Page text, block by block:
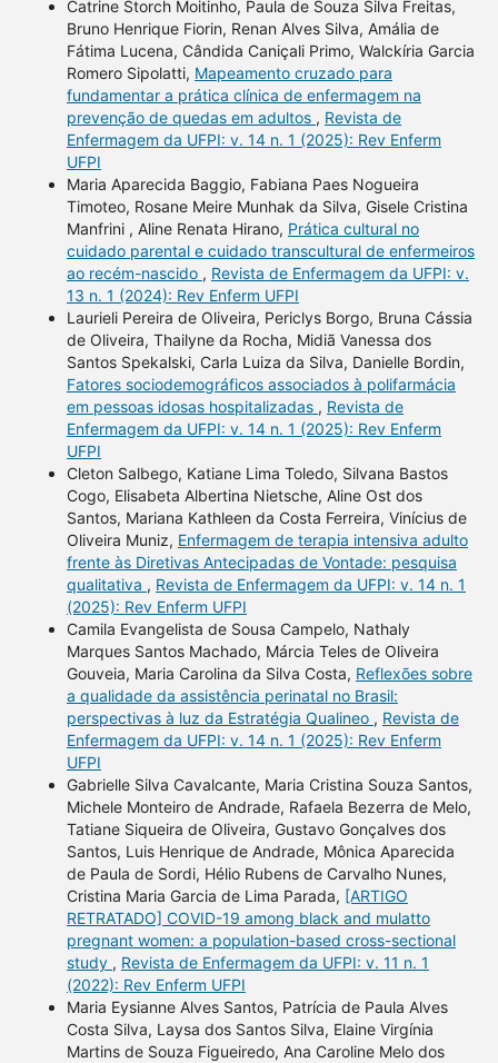
Catrine Storch Moitinho, Paula de Souza Silva Freitas,
Bruno Henrique Fiorin, Renan Alves Silva, Amália de
Fátima Lucena, Cândida Caniçali Primo, Walckíria Garcia
Romero Sipolatti, Mapeamento cruzado para
fundamentar a prática clínica de enfermagem na
prevenção de quedas em adultos , Revista de
Enfermagem da UFPI: v. 14 n. 1 (2025): Rev Enferm
UFPI
Maria Aparecida Baggio, Fabiana Paes Nogueira
Timoteo, Rosane Meire Munhak da Silva, Gisele Cristina
Manfrini , Aline Renata Hirano, Prática cultural no
cuidado parental e cuidado transcultural de enfermeiros
ao recém-nascido , Revista de Enfermagem da UFPI: v.
13 n. 1 (2024): Rev Enferm UFPI
Laurieli Pereira de Oliveira, Periclys Borgo, Bruna Cássia
de Oliveira, Thailyne da Rocha, Midiã Vanessa dos
Santos Spekalski, Carla Luiza da Silva, Danielle Bordin,
Fatores sociodemográficos associados à polifarmácia
em pessoas idosas hospitalizadas , Revista de
Enfermagem da UFPI: v. 14 n. 1 (2025): Rev Enferm
UFPI
Cleton Salbego, Katiane Lima Toledo, Silvana Bastos
Cogo, Elisabeta Albertina Nietsche, Aline Ost dos
Santos, Mariana Kathleen da Costa Ferreira, Vinícius de
Oliveira Muniz, Enfermagem de terapia intensiva adulto
frente às Diretivas Antecipadas de Vontade: pesquisa
qualitativa , Revista de Enfermagem da UFPI: v. 14 n. 1
(2025): Rev Enferm UFPI
Camila Evangelista de Sousa Campelo, Nathaly
Marques Santos Machado, Márcia Teles de Oliveira
Gouveia, Maria Carolina da Silva Costa, Reflexões sobre
a qualidade da assistência perinatal no Brasil:
perspectivas à luz da Estratégia Qualineo , Revista de
Enfermagem da UFPI: v. 14 n. 1 (2025): Rev Enferm
UFPI
Gabrielle Silva Cavalcante, Maria Cristina Souza Santos,
Michele Monteiro de Andrade, Rafaela Bezerra de Melo,
Tatiane Siqueira de Oliveira, Gustavo Gonçalves dos
Santos, Luis Henrique de Andrade, Mônica Aparecida
de Paula de Sordi, Hélio Rubens de Carvalho Nunes,
Cristina Maria Garcia de Lima Parada, [ARTIGO
RETRATADO] COVID-19 among black and mulatto
pregnant women: a population-based cross-sectional
study , Revista de Enfermagem da UFPI: v. 11 n. 1
(2022): Rev Enferm UFPI
Maria Eysianne Alves Santos, Patrícia de Paula Alves
Costa Silva, Laysa dos Santos Silva, Elaine Virgínia
Martins de Souza Figueiredo, Ana Caroline Melo dos